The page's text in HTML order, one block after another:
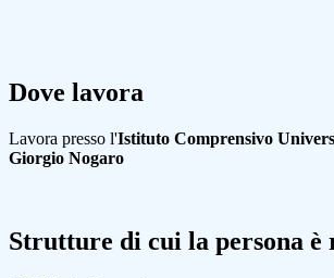
Dove lavora
Lavora presso l'Istituto Comprensivo
Giorgio Nogaro
Strutture di cui la persona è